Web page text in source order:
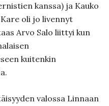
kanssa) ja Kauko
oli jo livennyt
Arvo Salo liittyi kun
kuitenkin
valossa Linnaan